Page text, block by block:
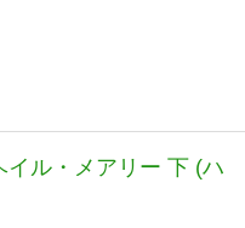
イル・メアリー 下 (ハ